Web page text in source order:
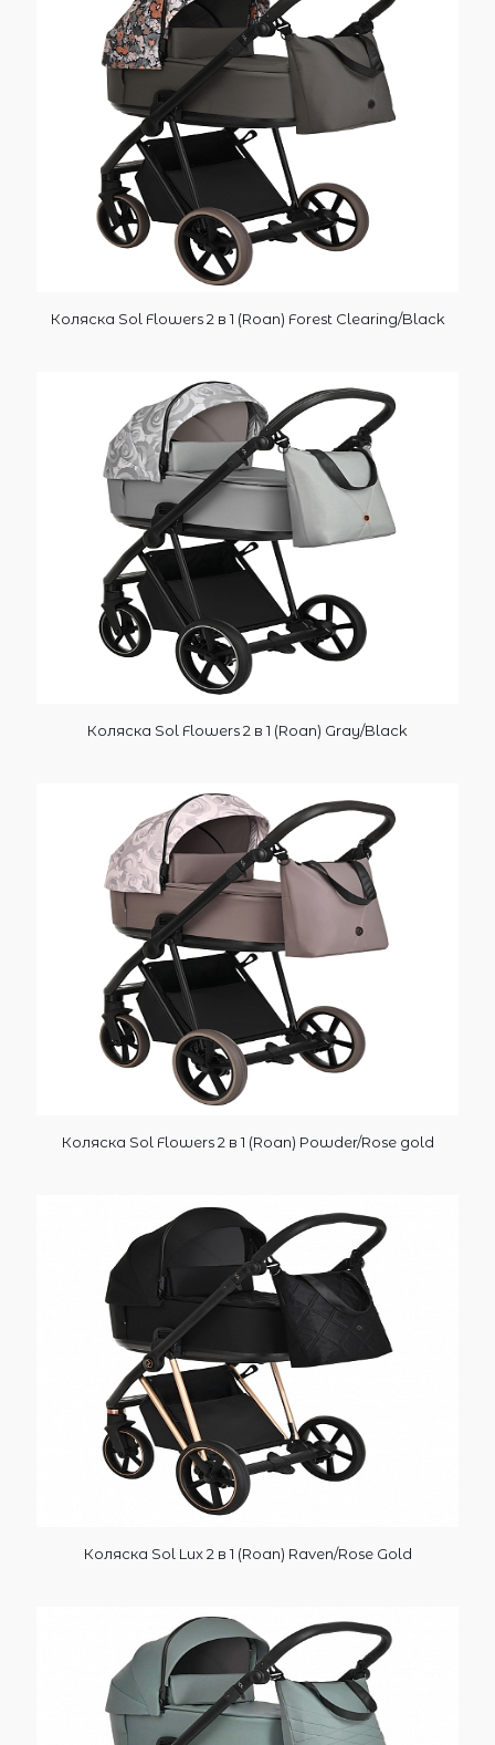
Коляска Sol Flowers 2 в 1 (Roan) Forest Clearing/Black
Коляска Sol Flowers 2 в 1 (Roan) Gray/Black
Коляска Sol Flowers 2 в 1 (Roan) Powder/Rose gold
Коляска Sol Lux 2 в 1 (Roan) Raven/Rose Gold